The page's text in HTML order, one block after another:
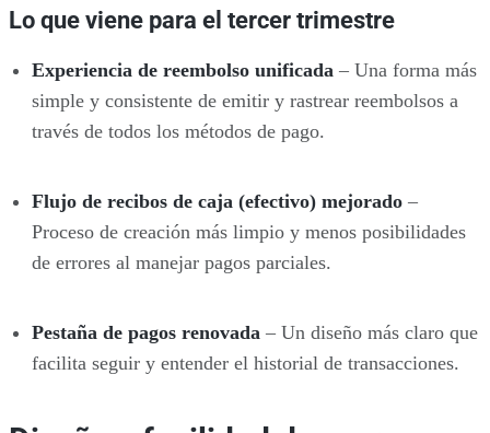
Lo que viene para el tercer trimestre
Experiencia de reembolso unificada – Una forma más
simple y consistente de emitir y rastrear reembolsos a
través de todos los métodos de pago.
Flujo de recibos de caja (efectivo) mejorado–
Proceso de creación más limpio y menos posibilidades
de errores al manejar pagos parciales.
Pestaña de pagos renovada – Un diseño más claro que
facilita seguir y entender el historial de transacciones.